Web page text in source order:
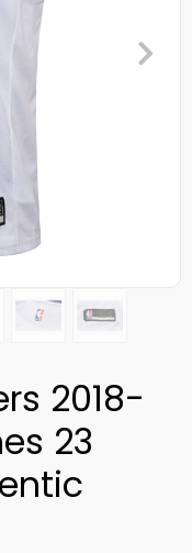
2018-
23